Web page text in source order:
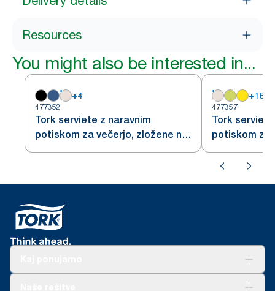
Resources
You might also be interested in...
+4
477352
Tork serviete z naravnim
potiskom za večerjo, zložene na
1/8
+16
477357
Tork
potiskom za
1/4